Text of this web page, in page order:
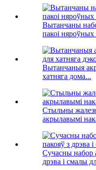
Вытанчаны
пакоі няроўных
Вытанчаныя
хатняга дома...
Стыльны
акрылавымі
Сучасны набор
дрэва і смалы